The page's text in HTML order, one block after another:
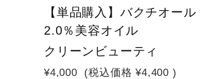
【単品購入】バクチオール
2.0％美容オイル
クリーンビューティ
¥4,000 (税込価格 ¥4,400 )